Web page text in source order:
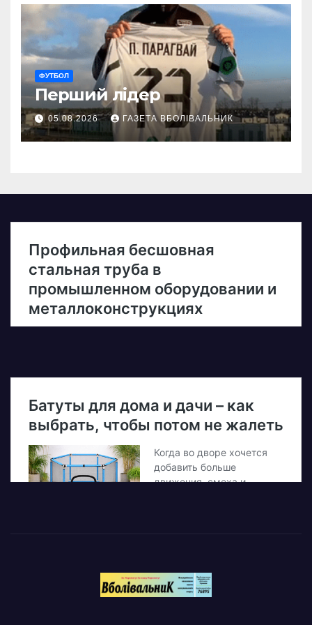
ФУТБОЛ
Перший лідер
05.08.2026 ГАЗЕТА ВБОЛІВАЛЬНИК